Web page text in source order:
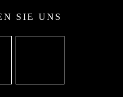
SIE UNS